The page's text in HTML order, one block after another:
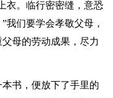
衣。临行密密缝，意恐
我们要学会孝敬父母，
母的劳动成果，尽力
书，便放下了手里的